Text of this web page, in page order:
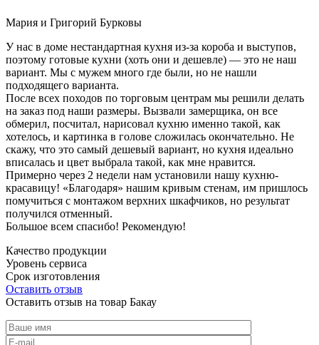
Мария и Григорий Бурковы
У нас в доме нестандартная кухня из-за короба и выступов,
поэтому готовые кухни (хоть они и дешевле) — это не наш
вариант. Мы с мужем много где были, но не нашли
подходящего варианта.
После всех походов по торговым центрам мы решили делать
на заказ под наши размеры. Вызвали замерщика, он все
обмерил, посчитал, нарисовал кухню именно такой, как
хотелось, и картинка в голове сложилась окончательно. Не
скажу, что это самый дешевый вариант, но кухня идеально
вписалась и цвет выбрала такой, как мне нравится.
Примерно через 2 недели нам установили нашу кухню-
красавицу! «Благодаря» нашим кривым стенам, им пришлось
помучиться с монтажом верхних шкафчиков, но результат
получился отменный.
Большое всем спасибо! Рекомендую!
Качество продукции
Уровень сервиса
Срок изготовления
Оставить отзыв
Оставить отзыв на товар Бакау